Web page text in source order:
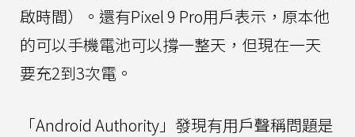
啟時間）。還有Pixel 9 Pro用戶表示，原本他
的可以手機電池可以撐一整天，但現在一天
要充2到3次電。
「Android Authority」發現有用戶聲稱問題是